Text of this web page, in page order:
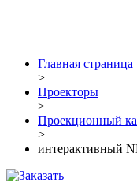
Главная страница
>
Проекторы
>
Проекционный
>
интерактивный